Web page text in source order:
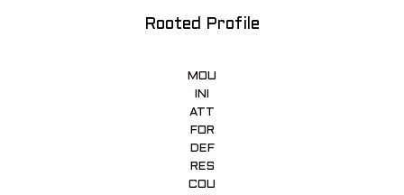
Rooted Profile
MOU
INI
ATT
FOR
DEF
RES
COU